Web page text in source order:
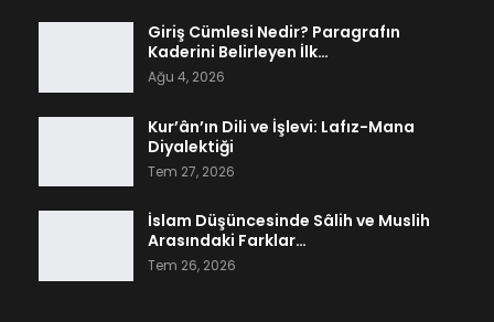
Giriş Cümlesi Nedir? Paragrafın
Kaderini Belirleyen İlk…
Ağu 4, 2026
Kur’ân’ın Dili ve İşlevi: Lafız-Mana
Diyalektiği
Tem 27, 2026
İslam Düşüncesinde Sâlih ve Muslih
Arasındaki Farklar…
Tem 26, 2026